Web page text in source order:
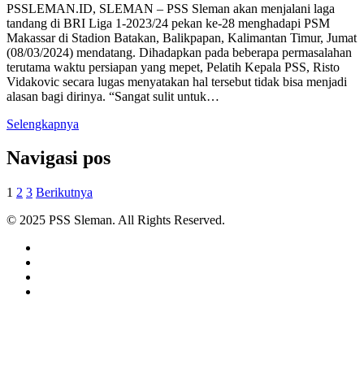
PSSLEMAN.ID, SLEMAN – PSS Sleman akan menjalani laga
tandang di BRI Liga 1-2023/24 pekan ke-28 menghadapi PSM
Makassar di Stadion Batakan, Balikpapan, Kalimantan Timur, Jumat
(08/03/2024) mendatang. Dihadapkan pada beberapa permasalahan
terutama waktu persiapan yang mepet, Pelatih Kepala PSS, Risto
Vidakovic secara lugas menyatakan hal tersebut tidak bisa menjadi
alasan bagi dirinya. “Sangat sulit untuk…
Selengkapnya
Navigasi pos
1 2 3 Berikutnya
© 2025 PSS Sleman. All Rights Reserved.